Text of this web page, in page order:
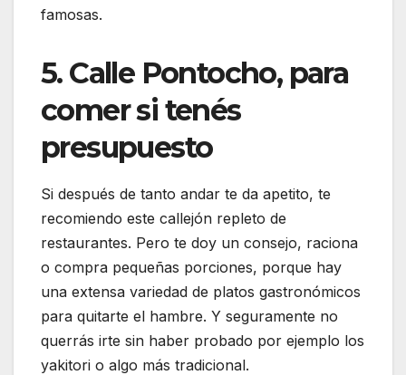
famosas.
5. Calle Pontocho, para
comer si tenés
presupuesto
Si después de tanto andar te da apetito, te
recomiendo este callejón repleto de
restaurantes. Pero te doy un consejo, raciona
o compra pequeñas porciones, porque hay
una extensa variedad de platos gastronómicos
para quitarte el hambre. Y seguramente no
querrás irte sin haber probado por ejemplo los
yakitori o algo más tradicional.